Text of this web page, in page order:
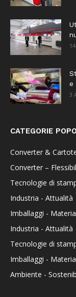
e
3
CATEGORIE
Converter &
Converter –
Tecnologie di
Industria - Attualità
Imballaggi -
Industria - Attualità
Tecnologie di
Imballaggi -
Ambiente -